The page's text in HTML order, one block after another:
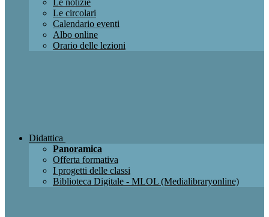
Le notizie
Le circolari
Calendario eventi
Albo online
Orario delle lezioni
Didattica
Panoramica
Offerta formativa
I progetti delle classi
Biblioteca Digitale - MLOL (Medialibraryonline)